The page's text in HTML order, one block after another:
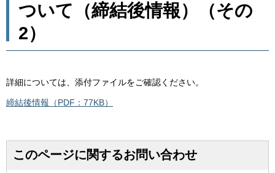
ついて（締結後情報）（その
2）
詳細については、添付ファイルをご確認ください。
締結後情報（PDF：77KB）
このページに関するお問い合わせ